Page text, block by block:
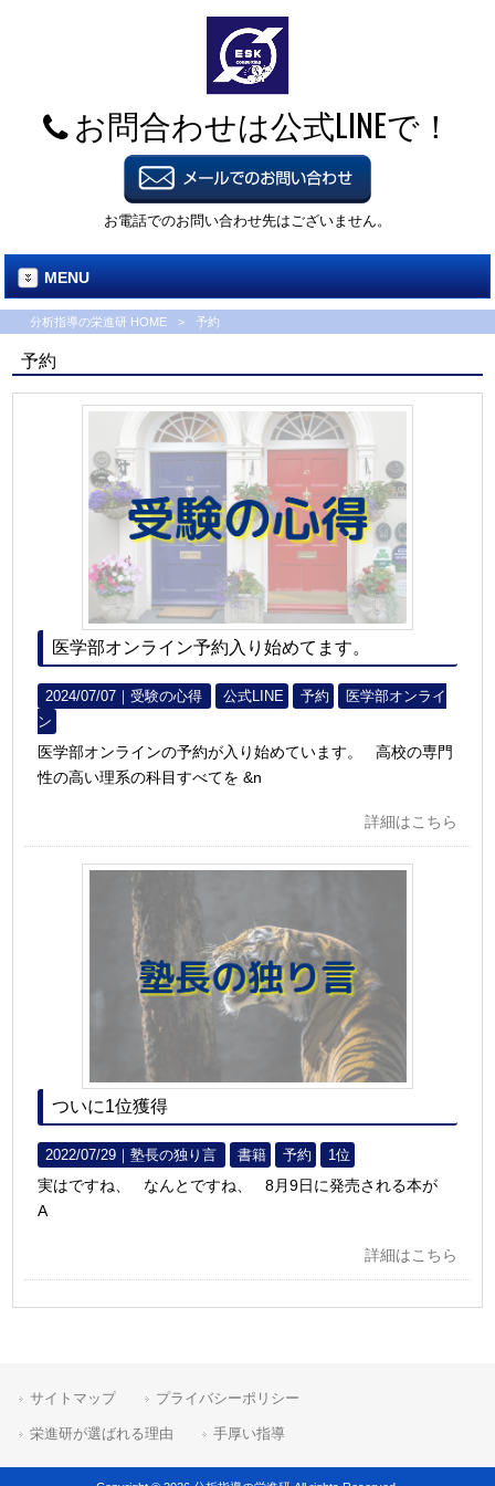
お問合わせは公式LINEで！
お電話でのお問い合わせ先はございません。
MENU
分析指導の栄進研 HOME > 予約
予約
医学部オンライン予約入り始めてます。
2024/07/07｜受験の心得 公式LINE 予約
医学部オンライ
ン
医学部オンラインの予約が入り始めています。 高校の専門
性の高い理系の科目すべてを &n
詳細はこちら
ついに1位獲得
2022/07/29｜塾長の独り言 書籍 予約 1位
実はですね、 なんとですね、 8月9日に発売される本が
A
詳細はこちら
サイトマップ プライバシーポリシー
栄進研が選ばれる理由 手厚い指導